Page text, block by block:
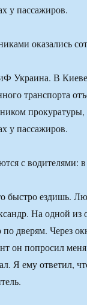
у пассажиров.
оказались
Украина. В
транспорта
у пассажиров.
быстро ездишь.
На одной из
по дверям. Через
он попросил
Я ему ответил,